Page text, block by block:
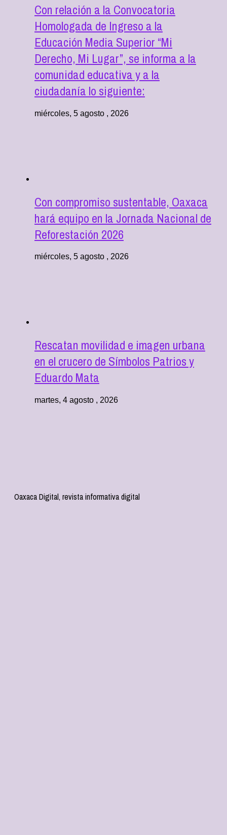
Con relación a la Convocatoria
Homologada de Ingreso a la
Educación Media Superior “Mi
Derecho, Mi Lugar”, se informa a la
comunidad educativa y a la
ciudadanía lo siguiente:
miércoles, 5 agosto , 2026
Con compromiso sustentable, Oaxaca
hará equipo en la Jornada Nacional de
Reforestación 2026
miércoles, 5 agosto , 2026
Rescatan movilidad e imagen urbana
en el crucero de Símbolos Patrios y
Eduardo Mata
martes, 4 agosto , 2026
Oaxaca Digital, revista informativa digital